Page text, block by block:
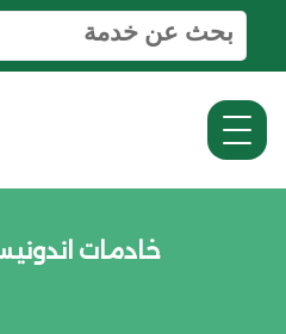
ل
ب
ح
ث
ع
خادمات